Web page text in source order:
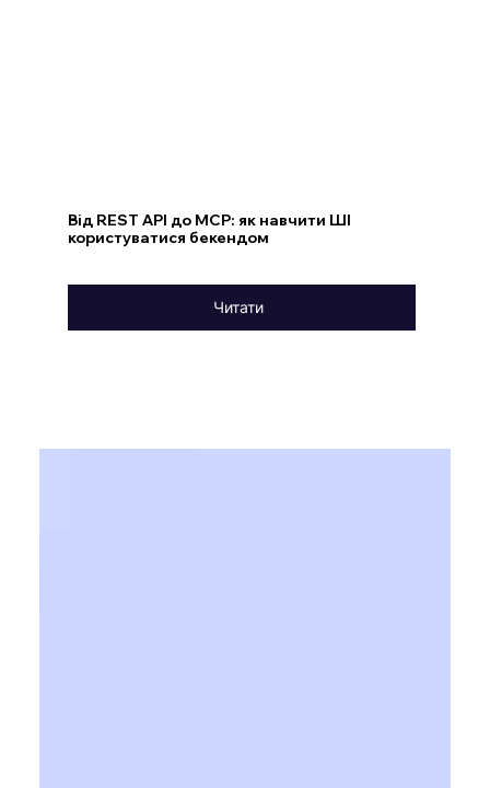
Від REST API до MCP: як навчити ШІ
користуватися бекендом
Читати